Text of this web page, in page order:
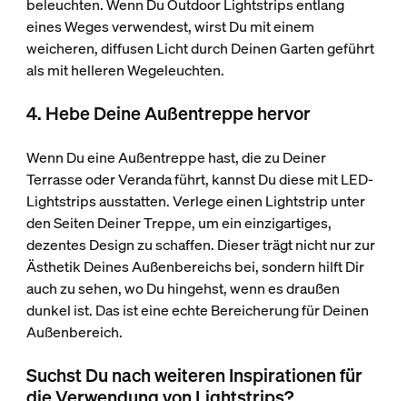
beleuchten. Wenn Du Outdoor Lightstrips entlang
eines Weges verwendest, wirst Du mit einem
weicheren, diffusen Licht durch Deinen Garten geführt
als mit helleren Wegeleuchten.
4. Hebe Deine Außentreppe hervor
Wenn Du eine Außentreppe hast, die zu Deiner
Terrasse oder Veranda führt, kannst Du diese mit LED-
Lightstrips ausstatten. Verlege einen Lightstrip unter
den Seiten Deiner Treppe, um ein einzigartiges,
dezentes Design zu schaffen. Dieser trägt nicht nur zur
Ästhetik Deines Außenbereichs bei, sondern hilft Dir
auch zu sehen, wo Du hingehst, wenn es draußen
dunkel ist. Das ist eine echte Bereicherung für Deinen
Außenbereich.
Suchst Du nach weiteren Inspirationen für